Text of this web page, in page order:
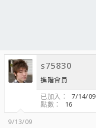
s75830
進階會員
已加入
7/14/09
點數
16
9/13/09